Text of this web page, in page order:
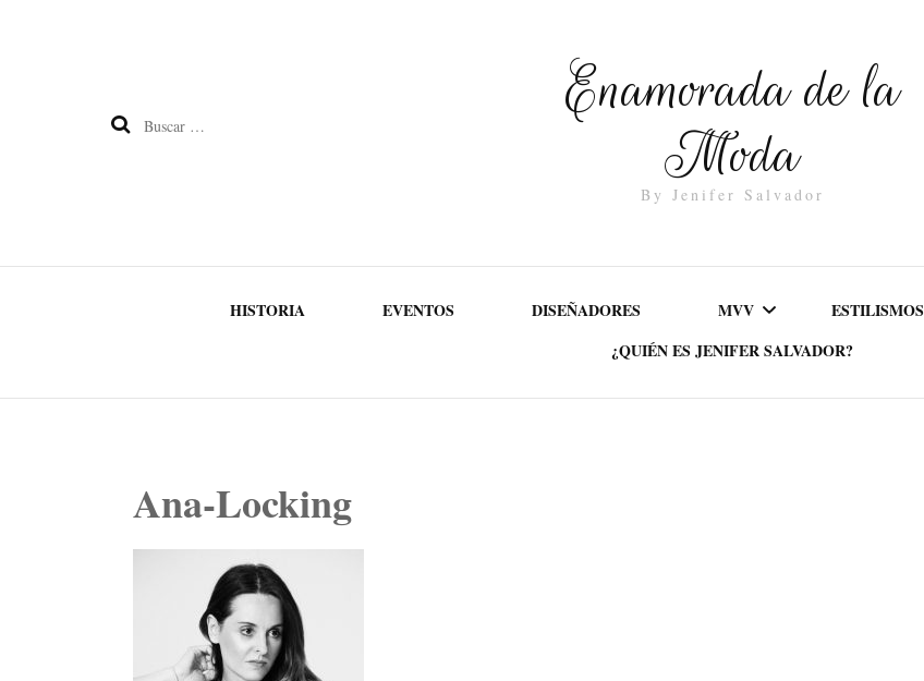
Buscar:
Enamorada de la
Moda
By Jenifer Salvador
HISTORIA EVENTOS DISEÑADORES MVV ESTILISMOS
¿QUIÉN ES JENIFER SALVADOR?
Ana-Locking